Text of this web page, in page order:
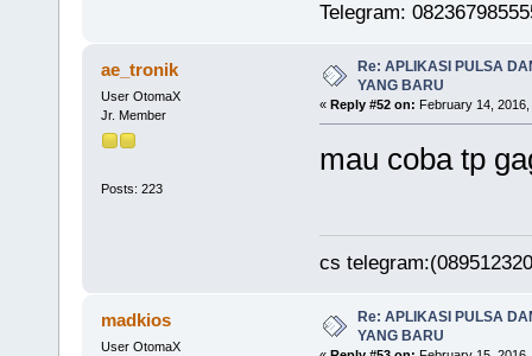
Telegram:
ae_tronik
User OtomaX
Jr. Member
Posts: 223
Re: APLIKASI PULSA
YANG BARU
« Reply #52 on: February 14,
mau coba tp
cs
madkios
User OtomaX
Re: APLIKASI PULSA
YANG BARU